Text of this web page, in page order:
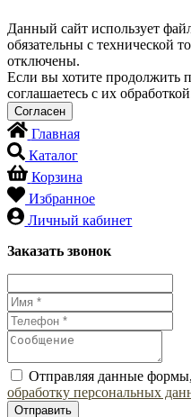
Данный сайт использует
обязательны с технической
отключены.
Если вы хотите продолжить
соглашаетесь с их
Главная
Каталог
Корзина
Избранное
Личный кабинет
Заказать звонок
Отправляя данные
обработку персональных
Отправить